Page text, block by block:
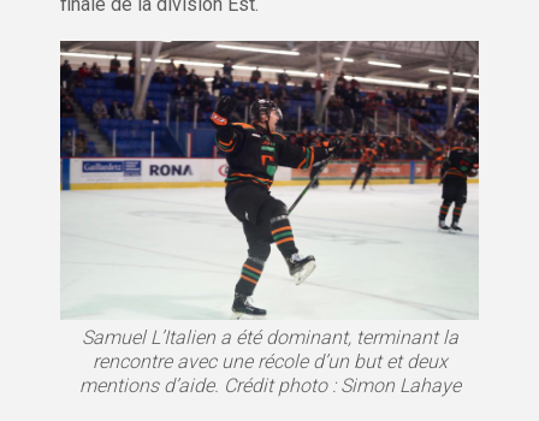
finale de la division Est.
Samuel L’Italien a été dominant, terminant la
rencontre avec une récole d’un but et deux
mentions d’aide. Crédit photo : Simon Lahaye